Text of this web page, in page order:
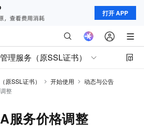
打开 APP
理服务（原SSL证书）
原SSL证书） 开始使用
动态与公告
整
服务价格调整